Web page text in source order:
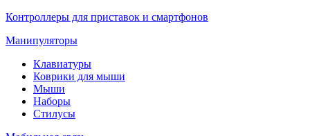
Контроллеры для приставок и смартфонов
Манипуляторы
Клавиатуры
Коврики для мыши
Мыши
Наборы
Стилусы